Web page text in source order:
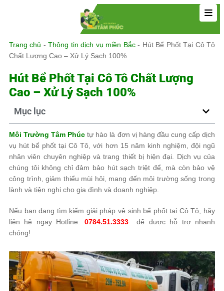
Trang chủ -Thông tin dịch vụ miền Bắc- Hút Bể Phốt Tại Cô Tô
Chất Lượng Cao – Xử Lý Sạch 100%
Hút Bể Phốt Tại Cô Tô Chất Lượng
Cao – Xử Lý Sạch 100%
Mục lục
Môi Trường Tâm Phúc tự hào là đơn vị hàng đầu cung cấp dịch
vụ hút bể phốt tại Cô Tô, với hơn 15 năm kinh nghiệm, đội ngũ
nhân viên chuyên nghiệp và trang thiết bị hiện đại. Dịch vụ của
chúng tôi không chỉ đảm bảo hút sạch triệt để, mà còn bảo vệ
công trình, giảm thiểu mùi hôi, mang đến môi trường sống trong
lành và tiện nghi cho gia đình và doanh nghiệp.
Nếu bạn đang tìm kiếm giải pháp vệ sinh bể phốt tại Cô Tô, hãy
liên hệ ngay Hotline: 0784.51.3333để được hỗ trợ nhanh
chóng!